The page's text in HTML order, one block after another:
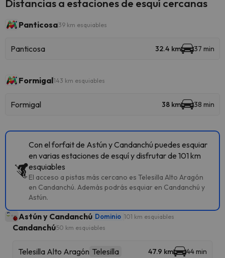
Distancias a estaciones de esquí cercanas
Panticosa39 km esquiables
Panticosa 32.4 km 37 min
Formigal143 km esquiables
Formigal 38 km 38 min
Con el forfait de Astún y Candanchú puedes esquiar
en varias estaciones de esquí y disfrutar de 101 km
esquiables
El acceso a pistas más cercano es Telesilla Alto Aragón
en Candanchú. Además podrás esquiar en Candanchú y
Astún.
Astún y Candanchú Dominio 101 km esquiables
Candanchú50 km esquiables
Telesilla Alto Aragón Telesilla 47.9 km 44 min